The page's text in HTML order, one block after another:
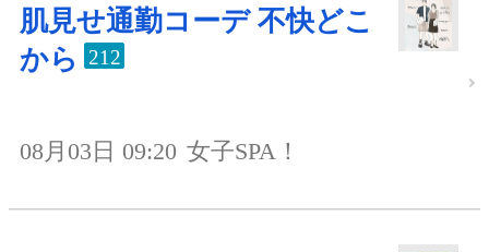
肌見せ通勤コーデ 不快どこ
から
212
08月03日 09:20 女子SPA！